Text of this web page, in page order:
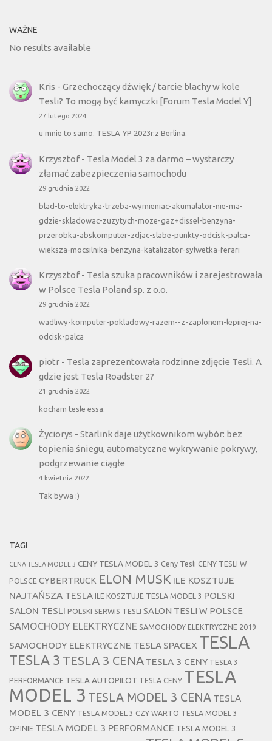
WAŻNE
No results available
Kris - Grzechoczący dźwięk / tarcie blachy w kole
Tesli? To mogą być kamyczki [Forum Tesla Model Y]
27 lutego 2024
u mnie to samo. TESLA YP 2023r.z Berlina.
Krzysztof- Tesla Model 3 za darmo – wystarczy
złamać zabezpieczenia samochodu
29 grudnia 2022
blad-to-elektryka-trzeba-wymieniac-akumalator-nie-ma-
gdzie-skladowac-zuzytych-moze-gaz+dissel-benzyna-
przerobka-abskomputer-zdjac-slabe-punkty-odcisk-palca-
wieksza-mocsilnika-benzyna-katalizator-sylwetka-ferari
Krzysztof- Tesla szuka pracowników i zarejestrowała
w Polsce Tesla Poland sp. z o.o.
29 grudnia 2022
wadliwy-komputer-pokladowy-razem--z-zaplonem-lepiiej-na-
odcisk-palca
piotr- Tesla zaprezentowała rodzinne zdjęcie Tesli. A
gdzie jest Tesla Roadster 2?
21 grudnia 2022
kocham tesle essa.
Życiorys - Starlink daje użytkownikom wybór: bez
topienia śniegu, automatyczne wykrywanie pokrywy,
podgrzewanie ciągłe
4 kwietnia 2022
Tak bywa :)
TAGI
CENA TESLA MODEL 3 CENY TESLA MODEL 3 Ceny Tesli CENY TESLI W
POLSCE CYBERTRUCK ELON MUSK ILE KOSZTUJE
NAJTAŃSZA TESLA
ILE KOSZTUJE TESLA MODEL 3 POLSKI
SALON TESLI POLSKI SERWIS TESLI SALON TESLI W POLSCE
SAMOCHODY ELEKTRYCZNE SAMOCHODY ELEKTRYCZNE 2019
SAMOCHODY ELEKTRYCZNE TESLA SPACEX TESLA
TESLA 3 TESLA 3 CENA TESLA 3 CENY TESLA 3
PERFORMANCE TESLA AUTOPILOT TESLA CENY TESLA
MODEL 3 TESLA MODEL 3 CENA TESLA
MODEL 3 CENY TESLA MODEL 3 CZY WARTO TESLA MODEL 3
OPINIE TESLA MODEL 3 PERFORMANCE TESLA MODEL 3